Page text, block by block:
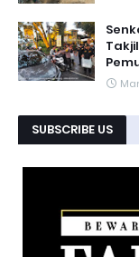
SUBSCRIBE US